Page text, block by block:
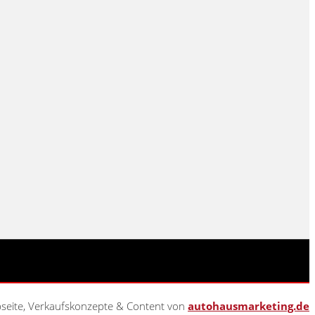
Verkaufskonzepte & Content von autohausmarketing.de